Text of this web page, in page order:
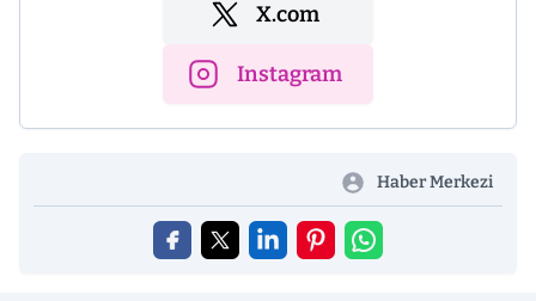
X.com
Instagram
Haber Merkezi